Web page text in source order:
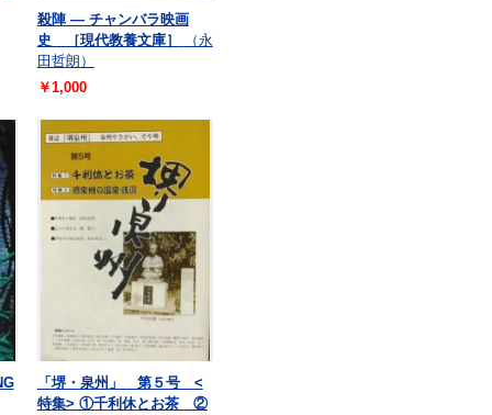
殺陣 ― チャンバラ映画
史 ［現代教養文庫］
（永
田哲朗）
￥1,000
「堺・泉州」 第５号 <
特集> ①千利休とお茶 ②